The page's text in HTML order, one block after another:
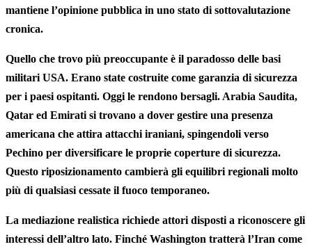
mantiene l’opinione pubblica in uno stato di sottovalutazione
cronica.
Quello che trovo più preoccupante è il paradosso delle basi
militari USA. Erano state costruite come garanzia di sicurezza
per i paesi ospitanti. Oggi le rendono bersagli. Arabia Saudita,
Qatar ed Emirati si trovano a dover gestire una presenza
americana che attira attacchi iraniani, spingendoli verso
Pechino per diversificare le proprie coperture di sicurezza.
Questo riposizionamento cambierà gli equilibri regionali molto
più di qualsiasi cessate il fuoco temporaneo.
La mediazione realistica richiede attori disposti a riconoscere gli
interessi dell’altro lato. Finché Washington tratterà l’Iran come